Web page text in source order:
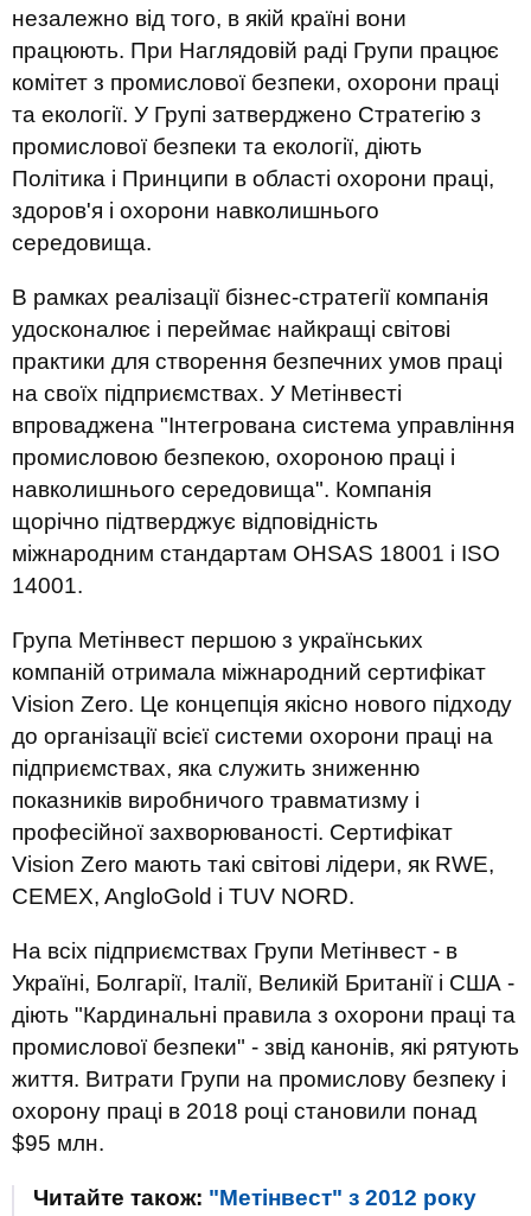
незалежно від того, в якій країні вони
працюють. При Наглядовій раді Групи працює
комітет з промислової безпеки, охорони праці
та екології. У Групі затверджено Стратегію з
промислової безпеки та екології, діють
Політика і Принципи в області охорони праці,
здоров'я і охорони навколишнього
середовища.
В рамках реалізації бізнес-стратегії компанія
удосконалює і переймає найкращі світові
практики для створення безпечних умов праці
на своїх підприємствах. У Метінвесті
впроваджена "Інтегрована система управління
промисловою безпекою, охороною праці і
навколишнього середовища". Компанія
щорічно підтверджує відповідність
міжнародним стандартам OHSAS 18001 і ISO
14001.
Група Метінвест першою з українських
компаній отримала міжнародний сертифікат
Vision Zero. Це концепція якісно нового підходу
до організації всієї системи охорони праці на
підприємствах, яка служить зниженню
показників виробничого травматизму і
професійної захворюваності. Сертифікат
Vision Zero мають такі світові лідери, як RWE,
CEMEX, AngloGold і TUV NORD.
На всіх підприємствах Групи Метінвест - в
Україні, Болгарії, Італії, Великій Британії і США -
діють "Кардинальні правила з охорони праці та
промислової безпеки" - звід канонів, які рятують
життя. Витрати Групи на промислову безпеку і
охорону праці в 2018 році становили понад
$95 млн.
Читайте також: "Метінвест" з 2012 року